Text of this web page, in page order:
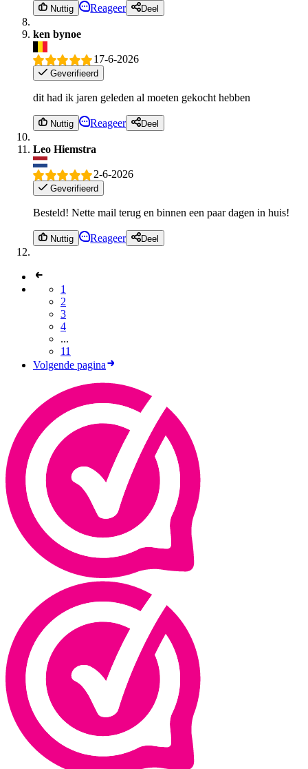
Nuttig Reageer Deel
ken bynoe
17-6-2026
Geverifieerd
dit had ik jaren geleden al moeten gekocht hebben
Nuttig Reageer Deel
Leo Hiemstra
2-6-2026
Geverifieerd
Besteld! Nette mail terug en binnen een paar dagen in huis!
Nuttig Reageer Deel
1
2
3
4
...
11
Volgende pagina